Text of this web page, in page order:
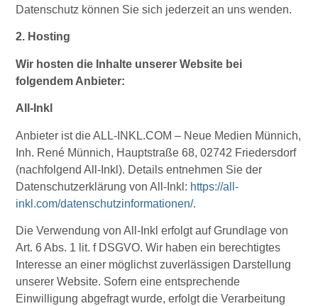
Datenschutz können Sie sich jederzeit an uns wenden.
2. Hosting
Wir hosten die Inhalte unserer Website bei
folgendem Anbieter:
All-Inkl
Anbieter ist die ALL-INKL.COM – Neue Medien Münnich,
Inh. René Münnich, Hauptstraße 68, 02742 Friedersdorf
(nachfolgend All-Inkl). Details entnehmen Sie der
Datenschutzerklärung von All-Inkl: https://all-
inkl.com/datenschutzinformationen/.
Die Verwendung von All-Inkl erfolgt auf Grundlage von
Art. 6 Abs. 1 lit. f DSGVO. Wir haben ein berechtigtes
Interesse an einer möglichst zuverlässigen Darstellung
unserer Website. Sofern eine entsprechende
Einwilligung abgefragt wurde, erfolgt die Verarbeitung